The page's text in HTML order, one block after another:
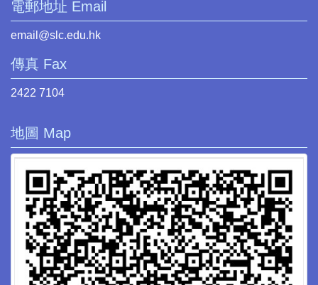
電郵地址 Email
email@slc.edu.hk
傳真 Fax
2422 7104
地圖 Map